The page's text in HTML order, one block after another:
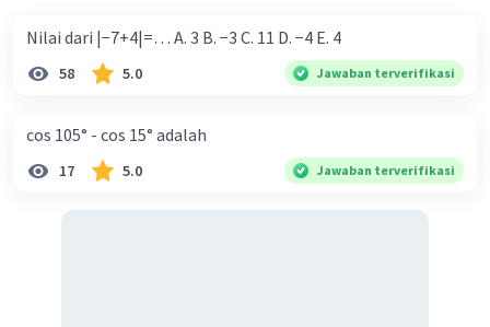
Nilai dari |−7+4|=… A. 3 B. −3 C. 11 D. −4 E. 4
58 5.0 Jawaban terverifikasi
cos 105° - cos 15° adalah
17 5.0 Jawaban terverifikasi